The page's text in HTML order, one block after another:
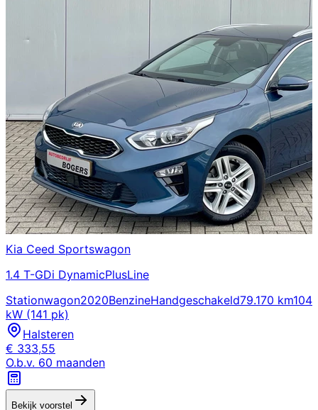
Kia Ceed Sportswagon
1.4 T-GDi DynamicPlusLine
Stationwagon2020BenzineHandgeschakeld79.170 km104
kW (141 pk)
Halsteren
€ 333,55
O.b.v. 60 maanden
Bekijk voorstel